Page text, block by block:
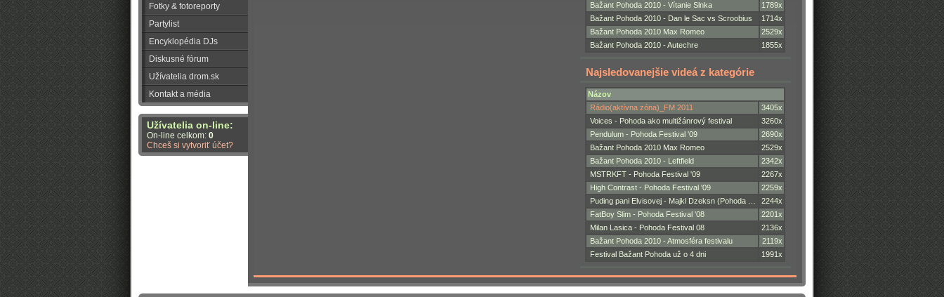
Fotky & fotoreporty
Partylist
Encyklopédia DJs
Diskusné fórum
Užívatelia drom.sk
Kontakt a média
Užívatelia on-line:
On-line celkom: 0
Chceš si vytvoriť účet?
Bažant Pohoda 2010 - Vítanie Slnka
1789x
Bažant Pohoda 2010 - Dan le Sac vs Scroobius
1714x
Bažant Pohoda 2010 Max Romeo
2529x
Bažant Pohoda 2010 - Autechre
1855x
Najsledovanejšie videá z kategórie
Názov
Rádio(aktívna zóna)_FM 2011
3405x
Voices - Pohoda ako multižánrový festival
3260x
Pendulum - Pohoda Festival '09
2690x
Bažant Pohoda 2010 Max Romeo
2529x
Bažant Pohoda 2010 - Leftfield
2342x
MSTRKFT - Pohoda Festival '09
2267x
High Contrast - Pohoda Festival '09
2259x
Puding pani Elvisovej - Majkl Dzeksn (Pohoda …
2244x
FatBoy Slim - Pohoda Festival '08
2201x
Milan Lasica - Pohoda Festival 08
2136x
Bažant Pohoda 2010 - Atmosféra festivalu
2119x
Festival Bažant Pohoda už o 4 dni
1991x